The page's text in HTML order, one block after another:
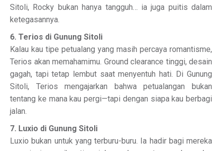
Sitoli, Rocky bukan hanya tangguh… ia juga puitis dalam
ketegasannya.
6. Terios di Gunung Sitoli
Kalau kau tipe petualang yang masih percaya romantisme,
Terios akan memahamimu. Ground clearance tinggi, desain
gagah, tapi tetap lembut saat menyentuh hati. Di Gunung
Sitoli, Terios mengajarkan bahwa petualangan bukan
tentang ke mana kau pergi—tapi dengan siapa kau berbagi
jalan.
7. Luxio di Gunung Sitoli
Luxio bukan untuk yang terburu-buru. Ia hadir bagi mereka